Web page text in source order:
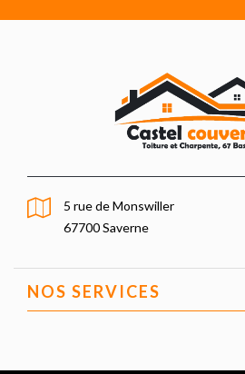
5 rue de Monswiller
67700 Saverne
NOS SERVICES